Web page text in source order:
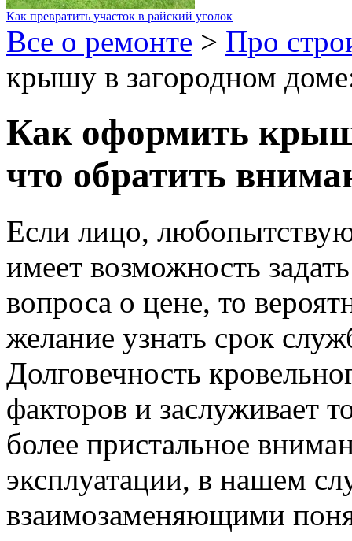
Как превратить участок в райский уголок
Все о ремонте > Про
крышу в загородном
Как оформить
что обратить
Если лицо,
имеет возможность
вопроса о цене, то
желание узнать срок
Долговечность
факторов и заслуживает
более пристальное
эксплуатации, в нашем
взаимозаменяющими